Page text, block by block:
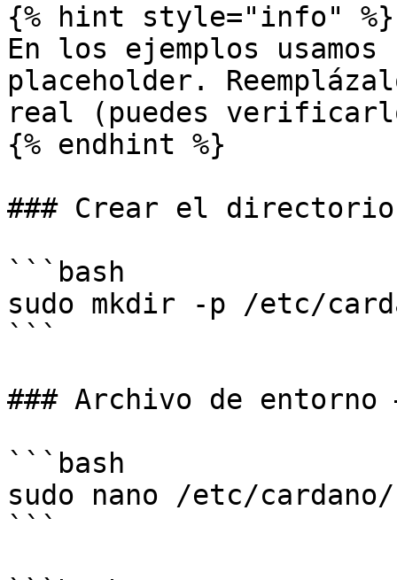
{% hint style="info" %}
En los ejemplos usamos
placeholder.
real (puedes
{% endhint %}
### Crear el
```bash
sudo mkdir -p /etc/
```
### Archivo de entorno
```bash
sudo nano /etc/
```